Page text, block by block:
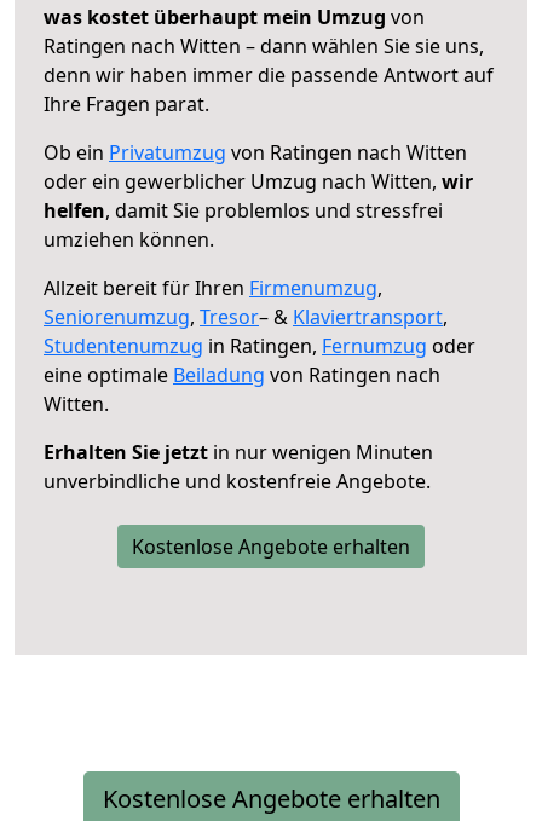
was kostet überhaupt mein Umzug von
Ratingen nach Witten – dann wählen Sie sie uns,
denn wir haben immer die passende Antwort auf
Ihre Fragen parat.
Ob ein Privatumzug von Ratingen nach Witten
oder ein gewerblicher Umzug nach Witten, wir
helfen, damit Sie problemlos und stressfrei
umziehen können.
Allzeit bereit für Ihren Firmenumzug,
Seniorenumzug, Tresor– & Klaviertransport,
Studentenumzug in Ratingen, Fernumzug oder
eine optimale Beiladung von Ratingen nach
Witten.
Erhalten Sie jetzt in nur wenigen Minuten
unverbindliche und kostenfreie Angebote.
Kostenlose Angebote erhalten
Kostenlose Angebote erhalten